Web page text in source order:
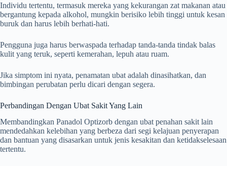
Individu tertentu, termasuk mereka yang kekurangan zat makanan atau
bergantung kepada alkohol, mungkin berisiko lebih tinggi untuk kesan
buruk dan harus lebih berhati-hati.
Pengguna juga harus berwaspada terhadap tanda-tanda tindak balas
kulit yang teruk, seperti kemerahan, lepuh atau ruam.
Jika simptom ini nyata, penamatan ubat adalah dinasihatkan, dan
bimbingan perubatan perlu dicari dengan segera.
Perbandingan Dengan Ubat Sakit Yang Lain
Membandingkan Panadol Optizorb dengan ubat penahan sakit lain
mendedahkan kelebihan yang berbeza dari segi kelajuan penyerapan
dan bantuan yang disasarkan untuk jenis kesakitan dan ketidakselesaan
tertentu.